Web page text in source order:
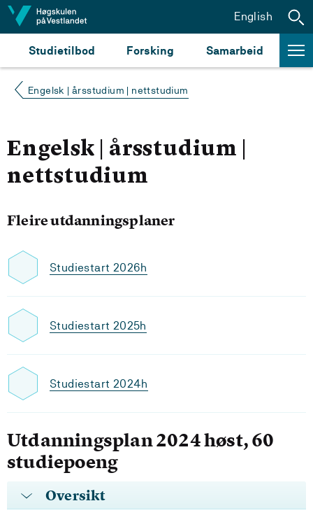
Hopp til innhald
Studietilbod Forsking Samarbeid
English
Engelsk | årsstudium | nettstudium
Engelsk | årsstudium |
nettstudium
Fleire utdanningsplaner
Studiestart 2026h
Studiestart 2025h
Studiestart 2024h
Utdanningsplan 2024 høst, 60
studiepoeng
Oversikt